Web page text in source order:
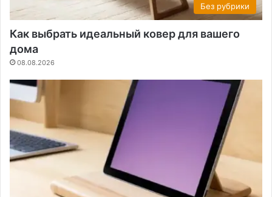
Без рубрики
Как выбрать идеальный ковер для вашего
дома
08.08.2026